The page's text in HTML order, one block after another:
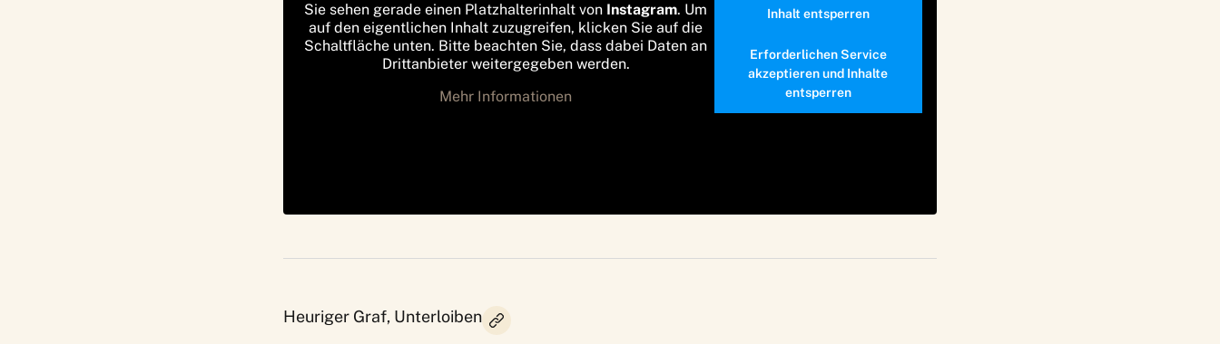
Sie sehen gerade einen Platzhalterinhalt von Instagram. Um
auf den eigentlichen Inhalt zuzugreifen, klicken Sie auf die
Schaltfläche unten. Bitte beachten Sie, dass dabei Daten an
Drittanbieter weitergegeben werden.
Mehr Informationen
Inhalt entsperren
Erforderlichen Service
akzeptieren und Inhalte
entsperren
Heuriger Graf, Unterloiben